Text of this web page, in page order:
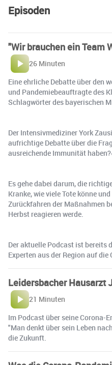
Episoden
"Wir brauchen ein Team
26 Minuten
Eine ehrliche Debatte über den
und Pandemiebeauftragte des
Schlagwörter des bayerischen
Der Intensivmediziner York
aufrichtige Debatte über die
ausreichende Immunität
Es gehe dabei darum, die
Kranke, wie viele Tote könne
Zurückfahren der Maßnahmen
Herbst reagieren werde.
Der aktuelle Podcast ist bereits
Experten aus der Region auf
Leidersbacher Hausarzt
21 Minuten
Im Pod­cast über sei­ne Co­ro­na-
"Man denkt über sein Le­ben
die Zukunft.